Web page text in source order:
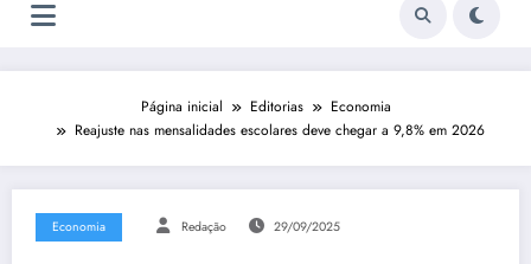
Página inicial Editorias
Economia
Reajuste nas mensalidades escolares deve chegar a 9,8% em 2026
Economia Redação 29/09/2025